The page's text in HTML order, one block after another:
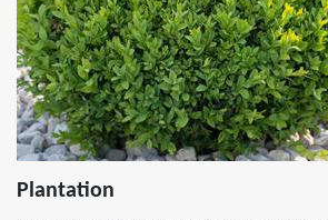
Plantation